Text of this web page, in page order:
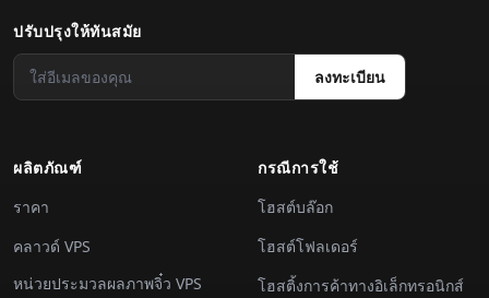
ปรับปรุงให้ทันสมัย
ลงทะเบียน
ผลิตภัณฑ์
ราคา
คลาวด์ VPS
หน่วยประมวลผลภาพจิ๋ว VPS
กรณีการใช้
โฮสต์บล๊อก
โฮสต์โฟลเดอร์
โฮสติ้งการค้าทางอิเล็กทรอนิกส์